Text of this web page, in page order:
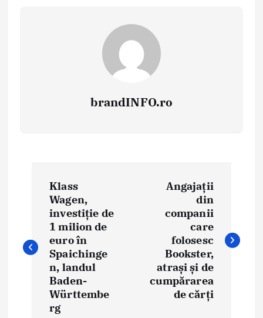
brandINFO.ro
i
Klass
Wagen,
investiție de
1 milion de
euro în
Spaichinge
n, landul
Baden-
Württembe
rg
Angajații
din
companii
care
folosesc
Bookster,
atrași și de
cumpărarea
de cărți